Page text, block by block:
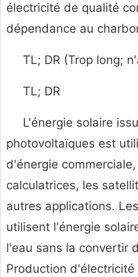
électricité de qualité
dépendance au
TL; DR (Trop long;
TL; DR
L'énergie solaire
photovoltaïques est
d'énergie
calculatrices, les
autres applications.
utilisent l'énergie
l'eau sans la convertir
Production d'électricité